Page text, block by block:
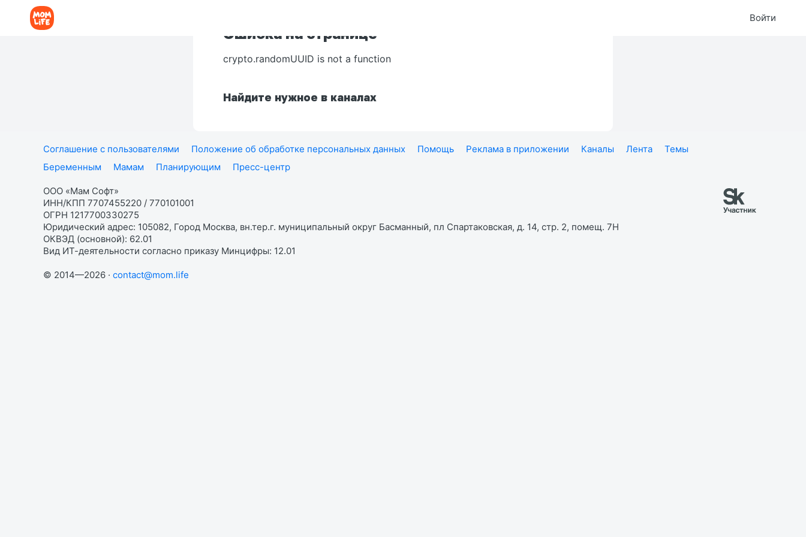
Войти
Ошибка на странице
crypto.randomUUID is not a function
Найдите нужное в каналах
Соглашение с пользователями Положение об обработке персональных данных Помощь Реклама в приложении Каналы Лента
Темы
Беременным
Мамам Планирующим Пресс-центр
ООО «Мам Софт»
ИНН/КПП 7707455220 / 770101001
ОГРН 1217700330275
Юридический адрес: 105082, Город Москва, вн.тер.г. муниципальный округ Басманный, пл Спартаковская, д. 14, стр. 2, помещ. 7Н
ОКВЭД (основной): 62.01
Вид ИТ-деятельности согласно приказу Минцифры: 12.01
© 2014—2026 · contact@mom.life